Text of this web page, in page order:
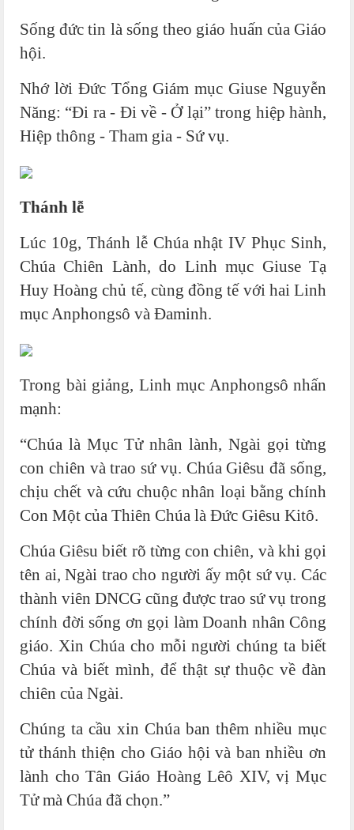
Sống đức tin là sống theo giáo huấn của Giáo
hội.
Nhớ lời Đức Tổng Giám mục Giuse Nguyễn
Năng: “Đi ra - Đi về - Ở lại” trong hiệp hành,
Hiệp thông - Tham gia - Sứ vụ.
Thánh lễ
Lúc 10g, Thánh lễ Chúa nhật IV Phục Sinh,
Chúa Chiên Lành, do Linh mục Giuse Tạ
Huy Hoàng chủ tế, cùng đồng tế với hai Linh
mục Anphongsô và Đaminh.
Trong bài giảng, Linh mục Anphongsô nhấn
mạnh:
“Chúa là Mục Tử nhân lành, Ngài gọi từng
con chiên và trao sứ vụ. Chúa Giêsu đã sống,
chịu chết và cứu chuộc nhân loại bằng chính
Con Một của Thiên Chúa là Đức Giêsu Kitô.
Chúa Giêsu biết rõ từng con chiên, và khi gọi
tên ai, Ngài trao cho người ấy một sứ vụ. Các
thành viên DNCG cũng được trao sứ vụ trong
chính đời sống ơn gọi làm Doanh nhân Công
giáo. Xin Chúa cho mỗi người chúng ta biết
Chúa và biết mình, để thật sự thuộc về đàn
chiên của Ngài.
Chúng ta cầu xin Chúa ban thêm nhiều mục
tử thánh thiện cho Giáo hội và ban nhiều ơn
lành cho Tân Giáo Hoàng Lêô XIV, vị Mục
Tử mà Chúa đã chọn.”